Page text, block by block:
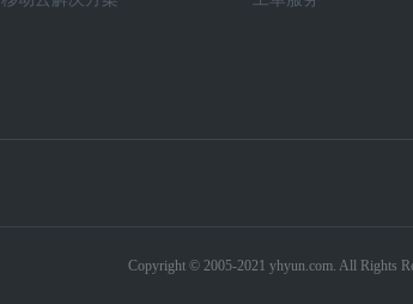
Copyright © 2005-2021 yhyun.com. All